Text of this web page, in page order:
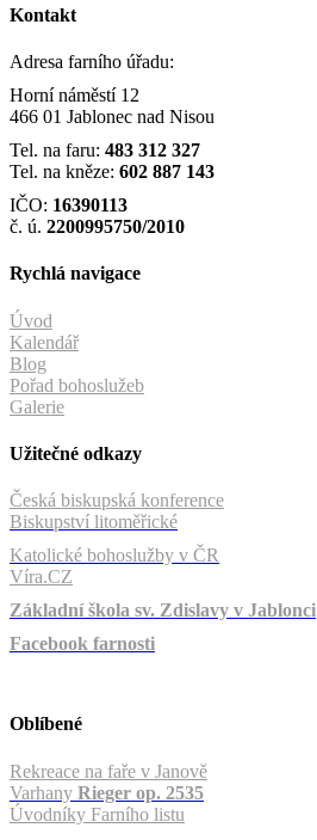
Kontakt
Adresa farního úřadu:
Horní náměstí 12
466 01 Jablonec nad Nisou
Tel. na faru: 483 312 327
Tel. na kněze: 602 887 143
IČO: 16390113
č. ú. 2200995750/2010
Rychlá navigace
Úvod
Kalendář
Blog
Pořad bohoslužeb
Galerie
Užitečné odkazy
Česká biskupská konference
Biskupství litoměřické
Katolické bohoslužby v ČR
Víra.CZ
Základní škola sv. Zdislavy v Jablonci
Facebook farnosti
Oblíbené
Rekreace na faře v Janově
Varhany Rieger op. 2535
Úvodníky Farního listu